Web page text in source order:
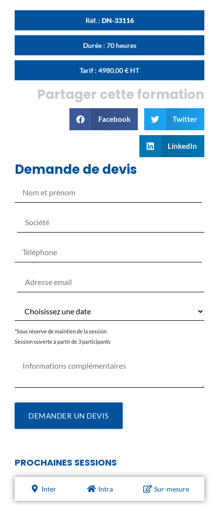
Réf. : DN-33116
Durée : 70 heures
Tarif : 4980,00€ HT
Partager cette formation
Facebook Twitter
LinkedIn
Demande de devis
*Sous réserve de maintien de la session
Session ouverte à partir de 3 participants
DEMANDER UN DEVIS
PROCHAINES SESSIONS
Inter Intra Sur-mesure